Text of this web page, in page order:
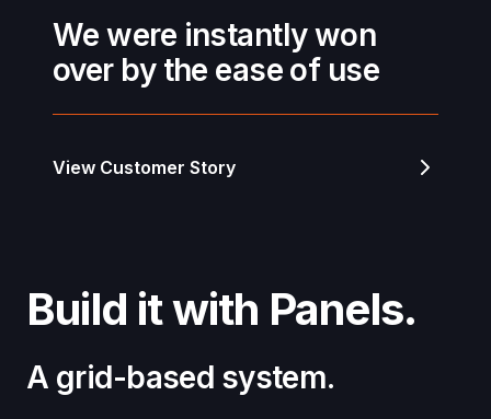
We were instantly won
over by the ease of use
View Customer Story
Build it with Panels.
A grid-based system.